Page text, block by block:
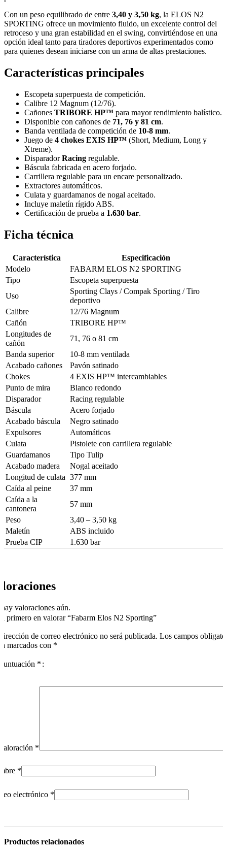
Con un peso equilibrado de entre 3,40 y 3,50 kg, la ELOS N2
SPORTING ofrece un movimiento fluido, un excelente control del
retroceso y una gran estabilidad en el swing, convirtiéndose en una
opción ideal tanto para tiradores deportivos experimentados como
para quienes desean iniciarse con un arma de altas prestaciones.
Características principales
Escopeta superpuesta de competición.
Calibre 12 Magnum (12/76).
Cañones TRIBORE HP™ para mayor rendimiento balístico.
Disponible con cañones de 71, 76 y 81 cm.
Banda ventilada de competición de 10-8 mm.
Juego de 4 chokes EXIS HP™ (Short, Medium, Long y
Xtreme).
DisparadorRacing regulable.
Báscula fabricada en acero forjado.
Carrillera regulable para un encare personalizado.
Extractores automáticos.
Culata y guardamanos de nogal aceitado.
Incluye maletín rígido ABS.
Certificación de prueba a 1.630 bar.
Ficha técnica
Característica
Especificación
Modelo
FABARM ELOS N2 SPORTING
Tipo
Escopeta superpuesta
Uso
Sporting Clays / Compak Sporting / Tiro
deportivo
Calibre
12/76 Magnum
Cañón
TRIBORE HP™
Longitudes de
cañón
71, 76 o 81 cm
Banda superior
10-8 mm ventilada
Acabado cañones
Pavón satinado
Chokes
4 EXIS HP™ intercambiables
Punto de mira
Blanco redondo
Disparador
Racing regulable
Báscula
Acero forjado
Acabado báscula
Negro satinado
Expulsores
Automáticos
Culata
Pistolete con carrillera regulable
Guardamanos
Tipo Tulip
Acabado madera
Nogal aceitado
Longitud de culata 377 mm
Caída al peine
37 mm
Caída a la
cantonera
57 mm
Peso
3,40 – 3,50 kg
Maletín
ABS incluido
Prueba CIP
1.630 bar
valoraciones aún.
primero en valorar “Fabarm Elos N2 Sporting”
de correo electrónico no será publicada. Los campos
marcados con *
*
*
*
electrónico *
Productos relacionados